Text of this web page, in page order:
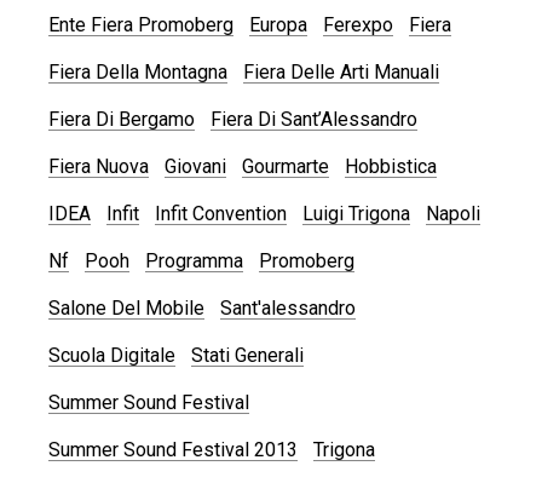
Ente Fiera Promoberg Europa Ferexpo Fiera
Fiera Della Montagna Fiera Delle Arti Manuali
Fiera Di Bergamo Fiera Di Sant’Alessandro
Fiera Nuova Giovani Gourmarte Hobbistica
IDEA Infit Infit Convention Luigi Trigona Napoli
Nf Pooh Programma Promoberg
Salone Del Mobile Sant'alessandro
Scuola Digitale Stati Generali
Summer Sound Festival
Summer Sound Festival 2013 Trigona